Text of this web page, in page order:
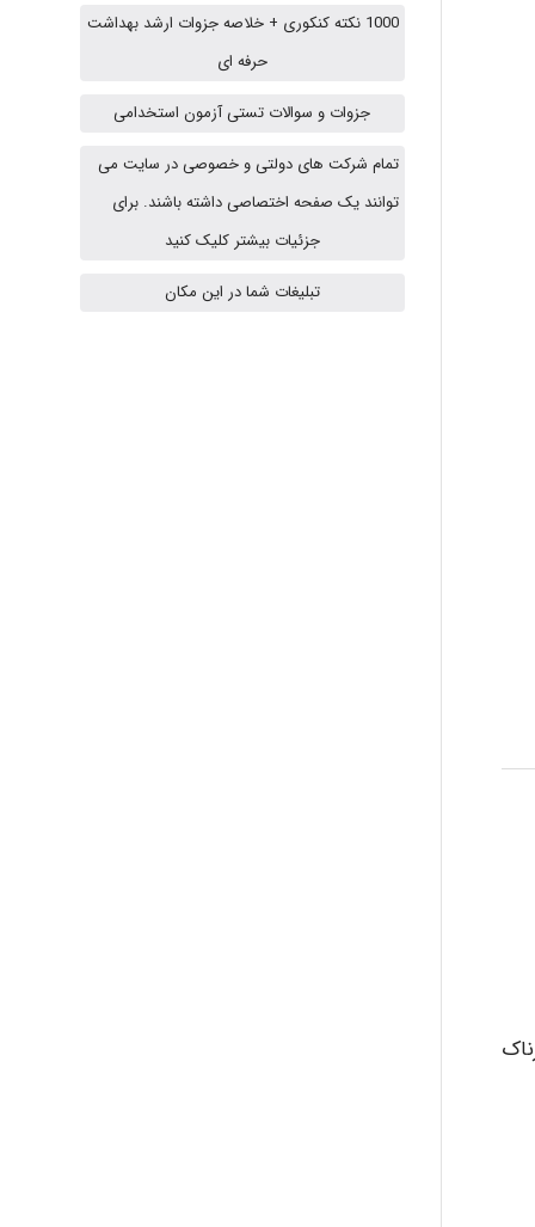
abolfazlkoshehe
abolfazlkoshehe
1000 نکته کنکوری + خلاصه جزوات ارشد بهداشت
حرفه ای
جزوات و سوالات تستی آزمون استخدامی
تمام شرکت های دولتی و خصوصی در سایت می
توانند یک صفحه اختصاصی داشته باشند. برای
جزئیات بیشتر کلیک کنید
تبلیغات شما در این مکان